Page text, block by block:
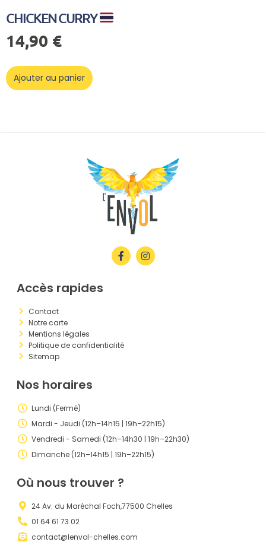
CHICKEN CURRY
14,90 €
Ajouter au panier
Accès rapides
Contact
Notre carte
Mentions légales
Politique de confidentialité
Sitemap
Nos horaires
Lundi (Fermé)
Mardi - Jeudi (12h–14h15 | 19h–22h15)
Vendredi - Samedi (12h–14h30 | 19h–22h30)
Dimanche (12h–14h15 | 19h–22h15)
Où nous trouver ?
24 Av. du Maréchal Foch,77500 Chelles
01 64 61 73 02
contact@lenvol-chelles.com